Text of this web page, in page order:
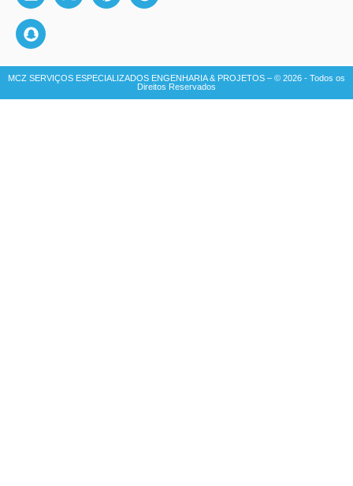
MCZ SERVIÇOS ESPECIALIZADOS ENGENHARIA & PROJETOS – © 2026 - Todos os
Direitos Reservados